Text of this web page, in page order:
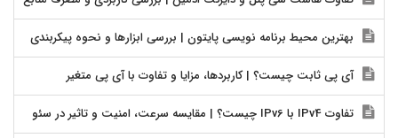
بهترین محیط برنامه نویسی پایتون | بررسی ابزارها و نحوه پیکربندی
آی پی ثابت چیست؟ | کاربردها، مزایا و تفاوت با آی پی متغیر
تفاوت IPv4 با IPv6 چیست؟ | مقایسه سرعت، امنیت و تاثیر در سئو